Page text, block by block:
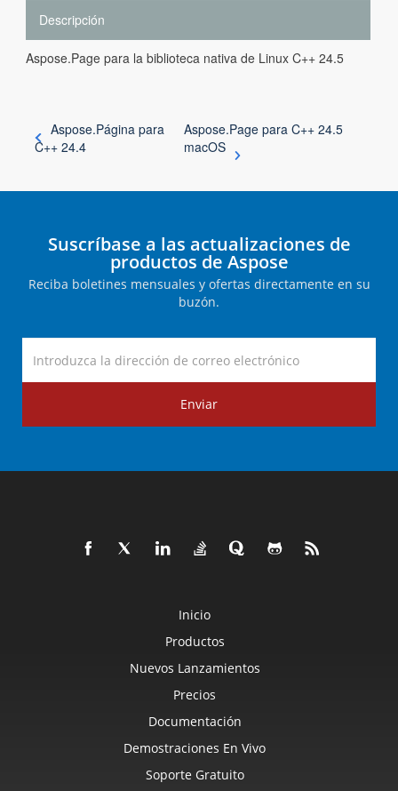
Descripción
Aspose.Page para la biblioteca nativa de Linux C++ 24.5
Aspose.Página para
C++ 24.4
Aspose.Page para C++ 24.5
macOS
Suscríbase a las actualizaciones de
productos de Aspose
Reciba boletines mensuales y ofertas directamente en su
buzón.
Enviar
Inicio
Productos
Nuevos Lanzamientos
Precios
Documentación
Demostraciones En Vivo
Soporte Gratuito